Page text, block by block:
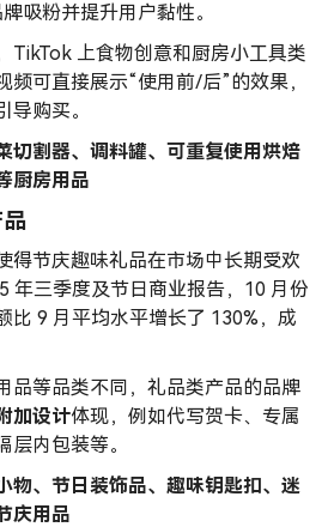
吸粉并提升用户黏性。
TikTok 上食物创意和厨房小工具类
频可直接展示“使用前/后”的效果，
购买。
切割器、调料罐、可重复使用烘焙
厨房用品
得节庆趣味礼品在市场中长期受欢
年三季度及节日商业报告，10 月份
比 9 月平均水平增长了 130%，成
品等品类不同，礼品类产品的品牌
加设计体现，例如代写贺卡、专属
内包装等。
物、节日装饰品、趣味钥匙扣、迷
庆用品